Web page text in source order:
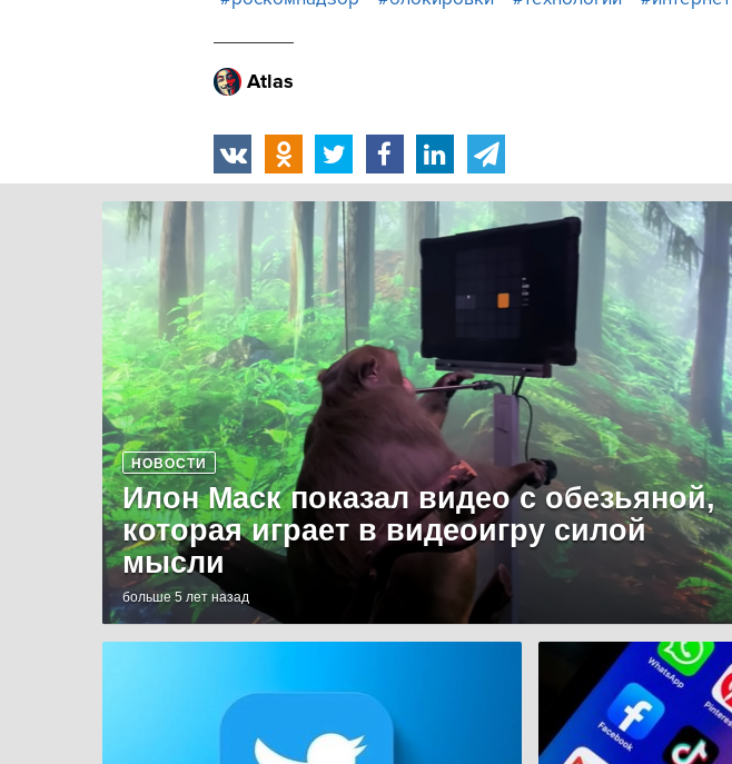
Atlas
НОВОСТИ
Илон Маск показал видео с обезьяной,
которая играет в видеоигру силой
мысли
больше 5 лет назад